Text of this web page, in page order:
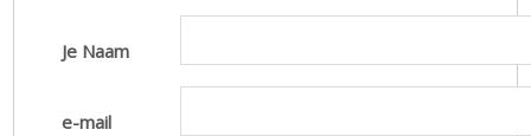
Je Naam
e-mail